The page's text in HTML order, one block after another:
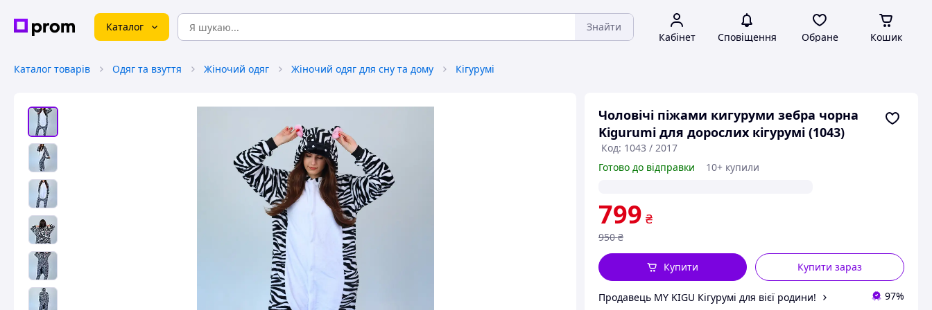
Каталог Знайти
Кабінет Сповіщення Обране Кошик
Каталог товарів Одяг та взуття Жіночий одяг Жіночий одяг для сну та дому Кігурумі
Чоловічі піжами кигуруми зебра чорна
Kigurumi для дорослих кігурумі (1043)
Код: 1043 / 2017
Готово до відправки
10+ купили
799 ₴
950 ₴
Купити зараз
Купити
Продавець MY KIGU Кігурумі для вієї родини! 97%